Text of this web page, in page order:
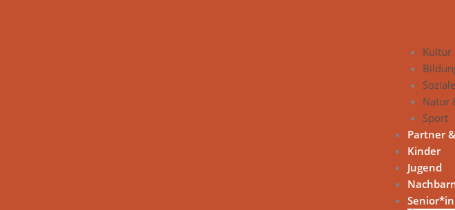
Kultur
Natur
Sport
Partner
Kinder
Jugend